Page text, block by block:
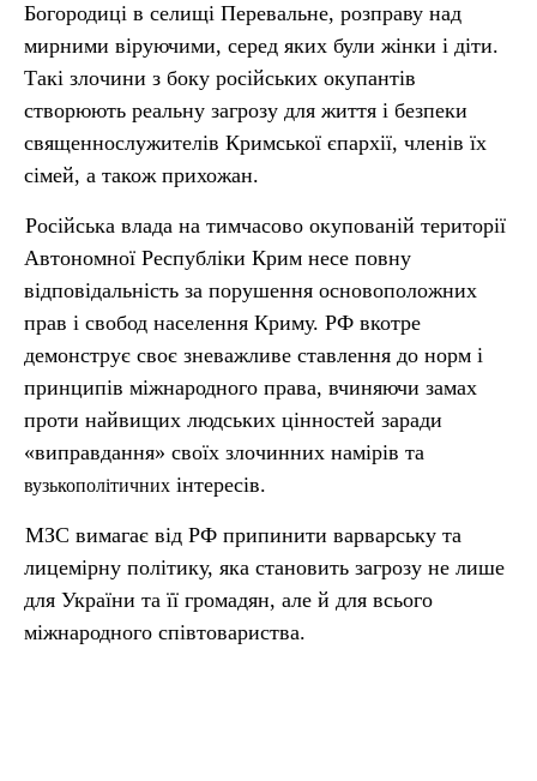
Богородиці в селищі Перевальне, розправу над
мирними віруючими, серед яких були жінки і діти.
Такі злочини з боку російських окупантів
створюють реальну загрозу для життя і безпеки
священнослужителів Кримської єпархії, членів їх
сімей, а також прихожан.
Російська влада на тимчасово окупованій території
Автономної Республіки Крим несе повну
відповідальність за порушення основоположних
прав і свобод населення Криму. РФ вкотре
демонструє своє зневажливе ставлення до норм і
принципів міжнародного права, вчиняючи замах
проти найвищих людських цінностей заради
«виправдання» своїх злочинних намірів та
вузькополітичних інтересів.
МЗС вимагає від РФ припинити варварську та
лицемірну політику, яка становить загрозу не лише
для України та її громадян, але й для всього
міжнародного співтовариства.